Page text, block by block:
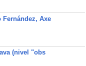
Fernández, Axe
(nivel "obs